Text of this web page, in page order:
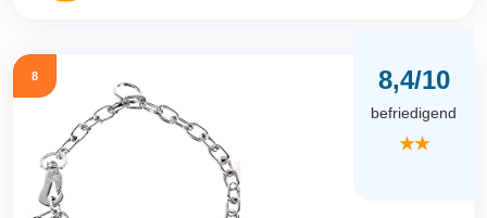
8 8,4/10
befriedigend
★★